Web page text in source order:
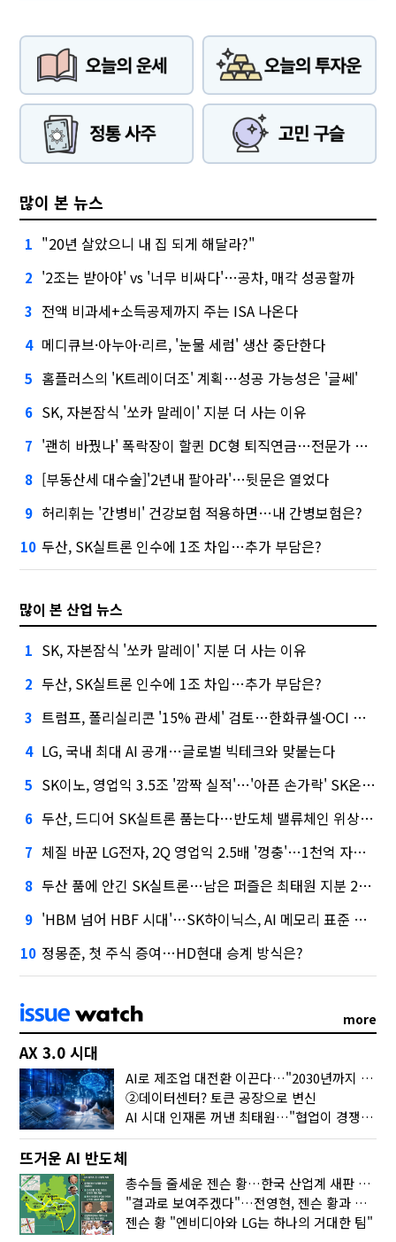
많이 본 뉴스
1 "20년 살았으니 내 집 되게 해달라?"
2 '2조는 받아야' vs '너무 비싸다'…공차, 매각 성공할까
3 전액 비과세+소득공제까지 주는 ISA 나온다
4 메디큐브·아누아·리르, '눈물 세럼' 생산 중단한다
5 홈플러스의 'K트레이더조' 계획…성공 가능성은 '글쎄'
6 SK, 자본잠식 '쏘카 말레이' 지분 더 사는 이유
7 '괜히 바꿨나' 폭락장이 할퀸 DC형 퇴직연금…전문가 조언은
8 [부동산세 대수술]'2년내 팔아라'…뒷문은 열었다
9 허리휘는 '간병비' 건강보험 적용하면…내 간병보험은?
10 두산, SK실트론 인수에 1조 차입…추가 부담은?
많이 본 산업 뉴스
1 SK, 자본잠식 '쏘카 말레이' 지분 더 사는 이유
2 두산, SK실트론 인수에 1조 차입…추가 부담은?
3 트럼프, 폴리실리콘 '15% 관세' 검토…한화큐셀·OCI 영향은?
4 LG, 국내 최대 AI 공개…글로벌 빅테크와 맞붙는다
5 SK이노, 영업익 3.5조 '깜짝 실적'…'아픈 손가락' SK온의 반전
6 두산, 드디어 SK실트론 품는다…반도체 밸류체인 위상 강화
7 체질 바꾼 LG전자, 2Q 영업익 2.5배 '껑충'…1천억 자사주 태운다
8 두산 품에 안긴 SK실트론…남은 퍼즐은 최태원 지분 29.4%
9 'HBM 넘어 HBF 시대'…SK하이닉스, AI 메모리 표준 선점 나섰다
10 정몽준, 첫 주식 증여…HD현대 승계 방식은?
more
AX 3.0 시대
AI로 제조업 대전환 이끈다…"2030년까지 민관합동 20조 투자"
②데이터센터? 토큰 공장으로 변신
AI 시대 인재론 꺼낸 최태원…"협업이 경쟁력"
뜨거운 AI 반도체
총수들 줄세운 젠슨 황…한국 산업계 새판 짰다
"결과로 보여주겠다"…전영현, 젠슨 황과 HBM5 논의
젠슨 황 "엔비디아와 LG는 하나의 거대한 팀"